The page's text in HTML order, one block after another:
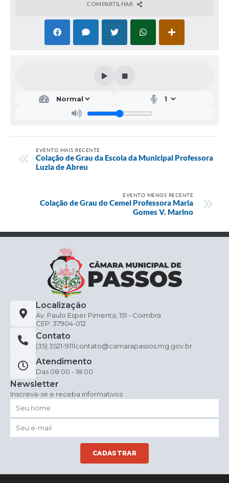
COMPARTILHAR
EVENTO MAIS RECENTE
Colação de Grau da Escola da Municipal Professora
Luzia de Abreu
EVENTO MENOS RECENTE
Colação de Grau do Cemei Professora Maria
Gomes V. Marino
Localização
Av. Paulo Esper Pimenta, 151 - Coimbra
CEP: 37904-012
Contato
(35) 3521-9111contato@camarapassos.mg.gov.br
Atendimento
Das 08:00 - 18:00
Newsletter
Inscreva-se e receba informativos
CADASTRAR